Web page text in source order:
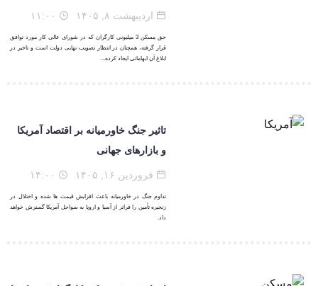
اردیبهشت ۸, ۱۴۰۵
حق مسکن 3 میلیونی کارگران که در شورای عالی کار مورد توافق
قرار گرفته، همچنان در انتظار تصویب نهایی دولت است و تاخیر در
ابلاغ آن ابهاماتی ایجاد کرده...
تاثیر جنگ خاورمیانه بر اقتصاد آمریکا
و بازارهای جهانی
فروردین ۱۶, ۱۴۰۵
تداوم جنگ در خاورمیانه باعث افزایش قیمت ها شده و اختلال در
زنجیره تأمین را فراتر از آسیا و اروپا به سواحل آمریکا گسترش خواهد
داد.